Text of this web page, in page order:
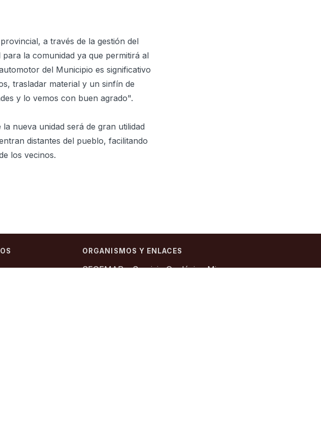
a través de la gestión del
la comunidad ya que permitirá al
del Municipio es significativo
trasladar material y un sinfín de
y lo vemos con buen agrado".
nueva unidad será de gran utilidad
distantes del pueblo, facilitando
los vecinos.
ORGANISMOS Y ENLACES
SEGEMAR – Servicio Geológico Minero